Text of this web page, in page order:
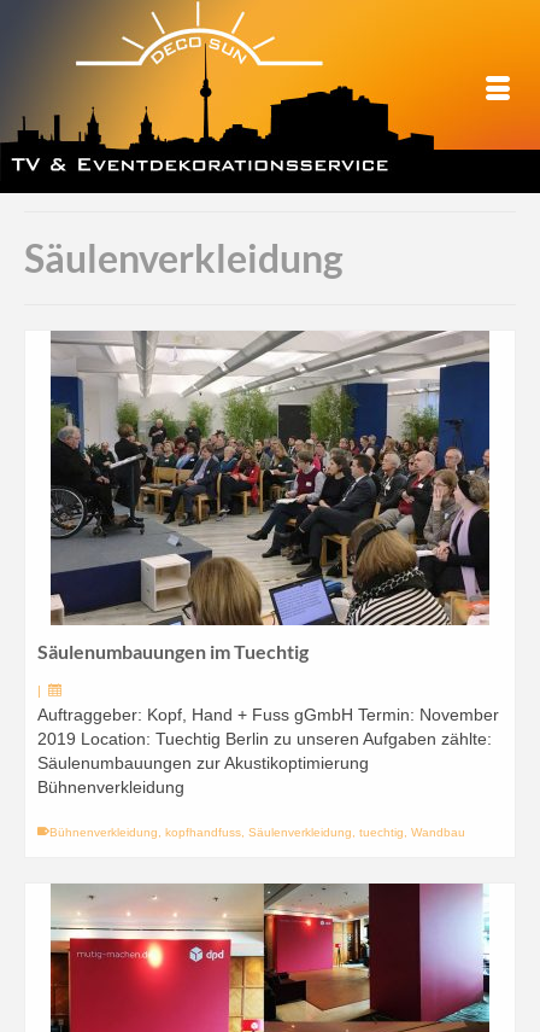
Säulenverkleidung
Säulenumbauungen im Tuechtig
|
Auftraggeber: Kopf, Hand + Fuss gGmbH Termin: November
2019 Location: Tuechtig Berlin zu unseren Aufgaben zählte:
Säulenumbauungen zur Akustikoptimierung
Bühnenverkleidung
Bühnenverkleidung kopfhandfuss Säulenverkleidung tuechtig Wandbau